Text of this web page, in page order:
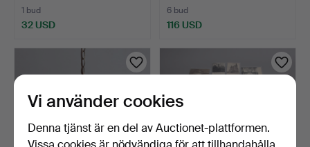
1 bud
32 USD
6 bud
116 USD
Vi använder cookies
Denna tjänst är en del av Auctionet-plattformen.